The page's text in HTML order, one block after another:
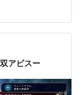
に見えて英傑が
、運要素 ・キャ
識が増えるほど
。常に新しい発
とはあらかじめ
アビスー